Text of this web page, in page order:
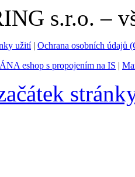
s.r.o. –
užití| Ochrana osobních údajů
eshop s propojením na IS |